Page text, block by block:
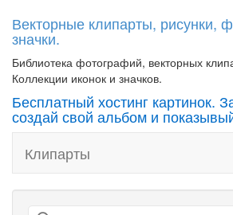
Векторные клипарты, рисунки,
значки.
Библиотека фотографий, векторных
Коллекции иконок и значков.
Бесплатный хостинг картинок.
создай свой альбом и
Клипарты